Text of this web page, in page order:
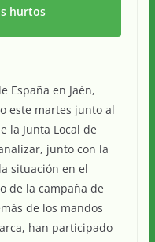
hurtos
España en Jaén,
este martes junto al
la Junta Local de
junto con la
situación en el
de la campaña de
de los mandos
han participado